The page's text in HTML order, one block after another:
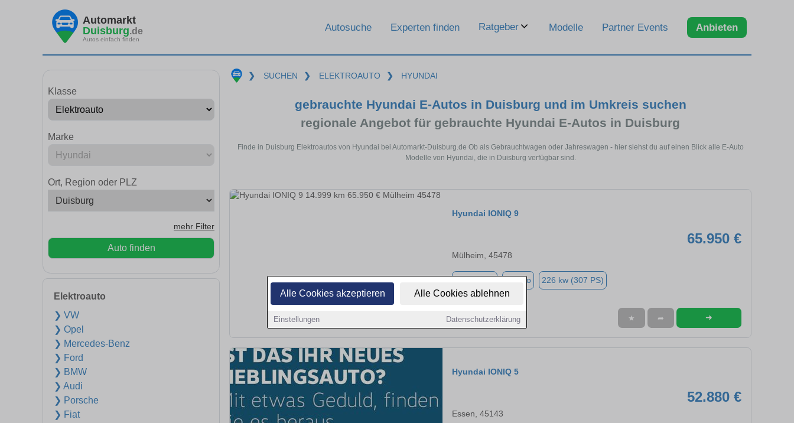
Alle Cookies akzeptieren Alle Cookies ablehnen
Einstellungen Datenschutzerklärung
Automarkt
Duisburg.de
Autos einfach finden
Autosuche Experten finden Ratgeber Modelle Partner Events Anbieten
Klasse
Marke
Ort, Region oder PLZ
mehr Filter
Auto finden
Elektroauto
❯ VW
❯ Opel
❯ Mercedes-Benz
❯ Ford
❯ BMW
❯ Audi
❯ Porsche
❯ Fiat
❯ SUCHEN ❯ ELEKTROAUTO ❯ HYUNDAI
gebrauchte Hyundai E-Autos in Duisburg und im Umkreis suchen
regionale Angebot für gebrauchte Hyundai E-Autos in Duisburg
Finde in Duisburg Elektroautos von Hyundai bei Automarkt-Duisburg.de Ob als Gebrauchtwagen oder Jahreswagen - hier siehst du auf einen Blick alle E-Auto
Modelle von Hyundai, die in Duisburg verfügbar sind.
Hyundai IONIQ 9
65.950 €
Mülheim, 45478
Elektro 226 kw (307 PS)
★ ➦ ➜
Hyundai IONIQ 5
52.880 €
Essen, 45143